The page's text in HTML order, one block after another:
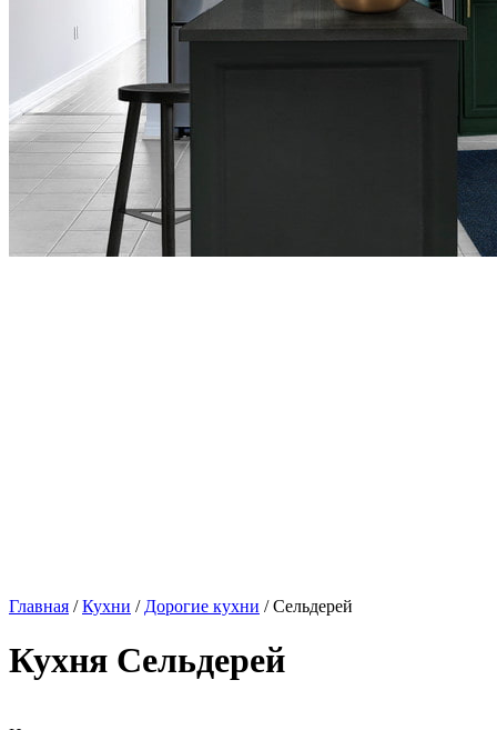
Главная /Кухни / Дорогие кухни / Сельдерей
Кухня Сельдерей